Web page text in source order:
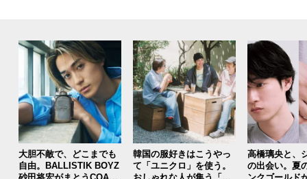
大胆不敵で、どこまでも
自由。BALLISTIK BOYZ
韓国の服好きはこうやっ
て「ユニクロ」を使う。
高橋璃央と、
の出会い。夏